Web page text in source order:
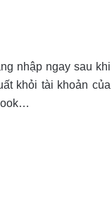
nhập ngay sau khi
khỏi tài khoản của